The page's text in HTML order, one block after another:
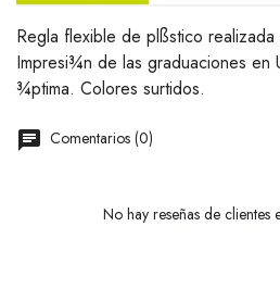
Regla flexible de plßstico realizada
Impresi¾n de las graduaciones en
¾ptima. Colores surtidos.
Comentarios (0)
No hay reseñas de clientes